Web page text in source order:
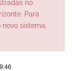
no
Para
sistema,